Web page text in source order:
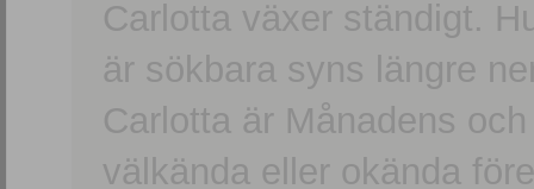
Carlotta växer ständigt.
är sökbara syns längre
Carlotta är Månadens
välkända eller okända